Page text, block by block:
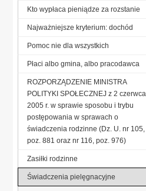
Kto wypłaca pieniądze za rozstanie
Najważniejsze kryterium: dochód
Pomoc nie dla wszystkich
Płaci albo gmina, albo pracodawca
ROZPORZĄDZENIE MINISTRA
POLITYKI SPOŁECZNEJ z 2 czerwca
2005 r. w sprawie sposobu i trybu
postępowania w sprawach o
świadczenia rodzinne (Dz. U. nr 105,
poz. 881 oraz nr 116, poz. 976)
Zasiłki rodzinne
Świadczenia pielęgnacyjne